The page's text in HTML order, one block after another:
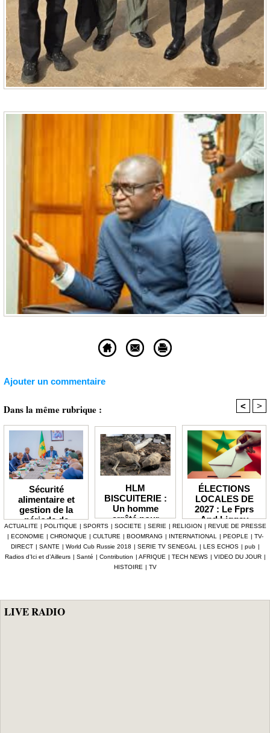
Ajouter un commentaire
Dans la même rubrique : < >
Sécurité
alimentaire et
gestion de la
période de
soudure Le
gouvernement
débloque plus de
7,2 milliards F
HLM
BISCUITERIE :
Un homme
arrêté pour
abattage
clandestin d’un
mouton et
tentative de
vente de viande
ÉLECTIONS
LOCALES DE
2027 : Le Fprs
And Liggey
plaide pour un
report du scrutin
prévu en janvier
prochain
ACTUALITE | POLITIQUE | SPORTS | SOCIETE | SERIE | RELIGION | REVUE DE PRESSE
| ECONOMIE | CHRONIQUE | CULTURE | BOOMRANG | INTERNATIONAL | PEOPLE | TV-
DIRECT | SANTE | World Cub Russie 2018 | SERIE TV SENEGAL | LES ECHOS | pub |
Radios d’Ici et d’Ailleurs | Santé | Contribution | AFRIQUE | TECH NEWS | VIDEO DU JOUR |
HISTOIRE | TV
LIVE RADIO